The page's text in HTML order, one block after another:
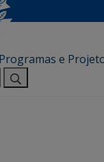
Programas e